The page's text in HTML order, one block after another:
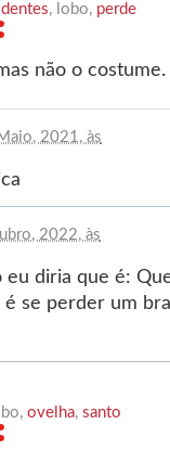
dentes, lobo, perde
não o costume.
2021, às
2022, às
eu diria que é:
se perder um
ovelha,santo